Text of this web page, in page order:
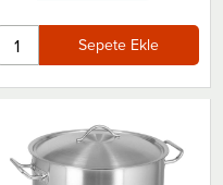
Sepete Ekle